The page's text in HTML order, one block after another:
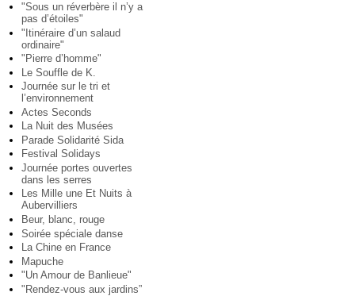
"Sous un réverbère il n’y a
pas d’étoiles"
"Itinéraire d’un salaud
ordinaire"
"Pierre d’homme"
Le Souffle de K.
Journée sur le tri et
l’environnement
Actes Seconds
La Nuit des Musées
Parade Solidarité Sida
Festival Solidays
Journée portes ouvertes
dans les serres
Les Mille une Et Nuits à
Aubervilliers
Beur, blanc, rouge
Soirée spéciale danse
La Chine en France
Mapuche
"Un Amour de Banlieue"
"Rendez-vous aux jardins”